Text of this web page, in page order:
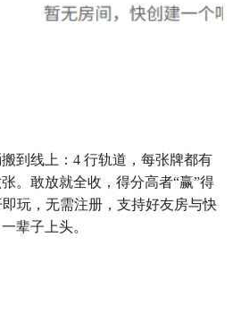
到线上：4 行轨道，每张牌都有
。敢放就全收，得分高者“赢”得
玩，无需注册，支持好友房与快
辈子上头。